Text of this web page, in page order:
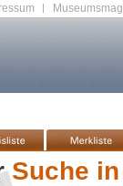
|
Suche